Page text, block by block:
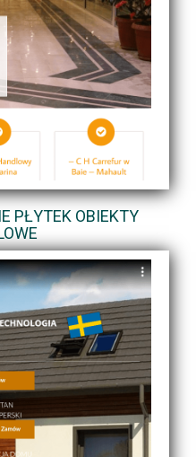
PŁYTEK OBIEKTY